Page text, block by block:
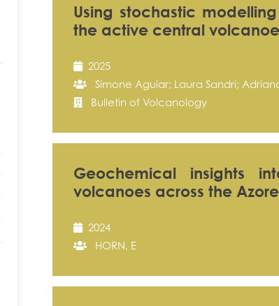
Using stochastic
the active central
2025
Simone Aguiar; Laura Sandri;
Bulletin of Volcanology
Geochemical insights
volcanoes across the
2024
HORN, E